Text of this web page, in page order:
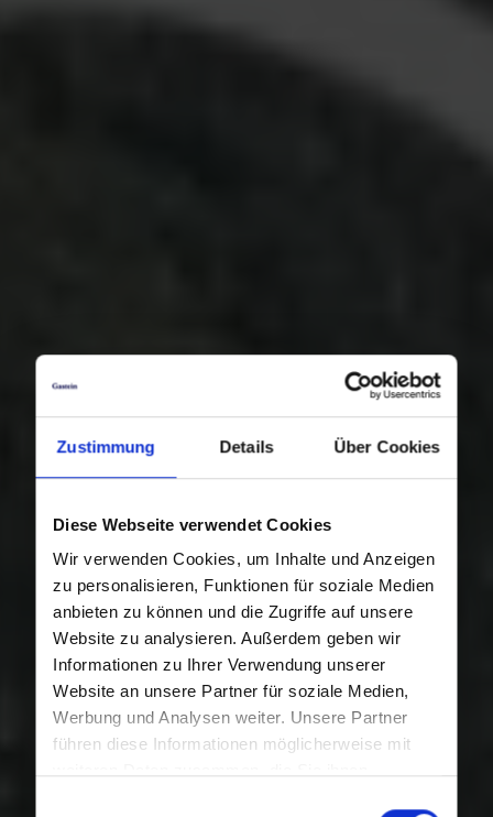
Zustimmung Details Über Cookies
Diese Webseite verwendet Cookies
Wir verwenden Cookies, um Inhalte und Anzeigen
zu personalisieren, Funktionen für soziale Medien
anbieten zu können und die Zugriffe auf unsere
Website zu analysieren. Außerdem geben wir
Informationen zu Ihrer Verwendung unserer
Website an unsere Partner für soziale Medien,
Werbung und Analysen weiter. Unsere Partner
führen diese Informationen möglicherweise mit